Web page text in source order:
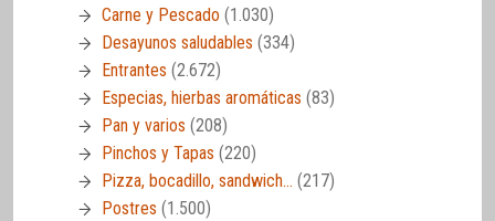
Carne y Pescado (1.030)
Desayunos saludables (334)
Entrantes (2.672)
Especias, hierbas aromáticas (83)
Pan y varios (208)
Pinchos y Tapas (220)
Pizza, bocadillo, sandwich… (217)
Postres (1.500)